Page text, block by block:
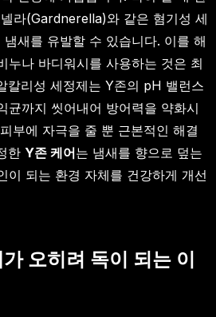
라(Gardnerella)와 같은 혐기성 세
새를 유발할 수 있습니다. 이를 해
누나 바디워시를 사용하는 것은 최
칼리성 세정제는 Y존의 pH 밸런스
균까지 씻어내어 방어력을 약화시
부에 자극을 줄 뿐 근본적인 해결
한 Y존 케어는 냄새를 향으로 덮는
이 되는 환경 자체를 건강하게 개선
오히려 독이 되는 이